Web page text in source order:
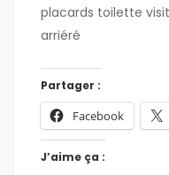
placards toilette
arriéré
Partager :
Facebook
J’aime ça :